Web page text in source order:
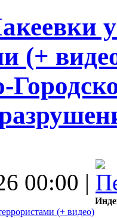
(+
00:00 |
(+ видео)